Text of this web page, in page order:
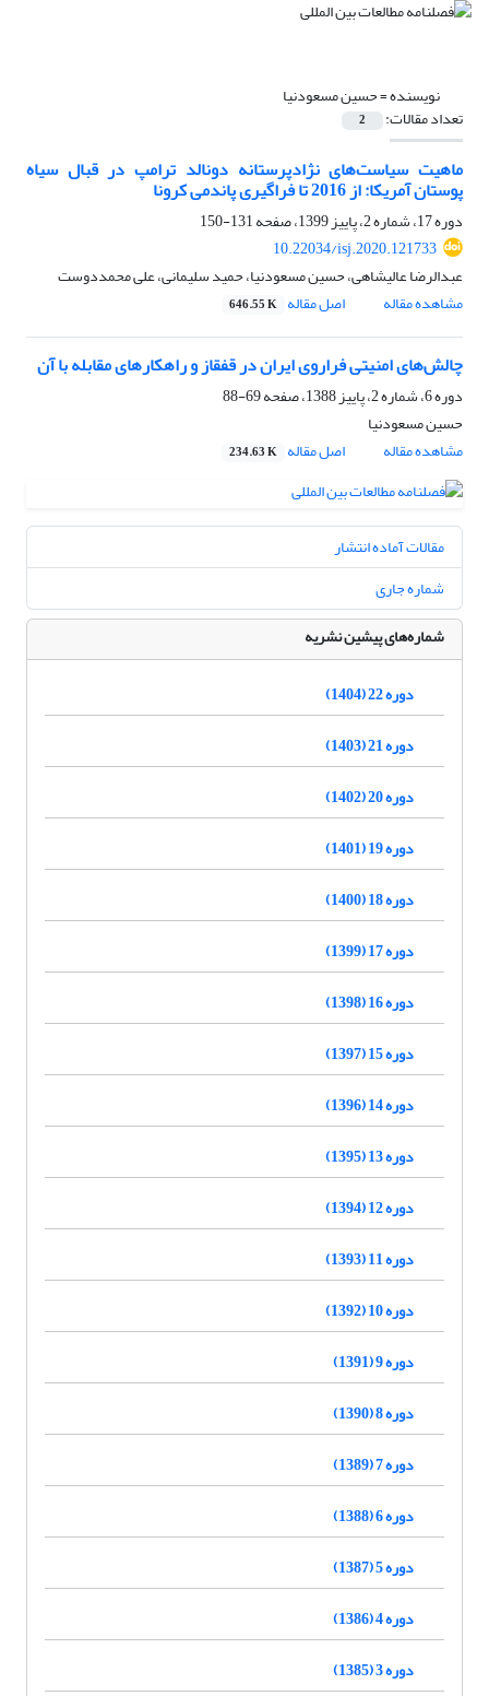
نویسنده =حسین مسعودنیا
تعداد مقالات: 2
ماهیت سیاست‌های نژادپرستانه دونالد ترامپ در قبال سیاه
پوستان آمریکا: از 2016 تا فراگیری پاندمی کرونا
دوره 17، شماره 2، پاییز 1399، صفحه
131-150
10.22034/isj.2020.121733
عبدالرضا عالیشاهی، حسین مسعودنیا، حمید سلیمانی، علی محمددوست
مشاهده مقاله
اصل مقاله 646.55 K
چالش‌های امنیتی فراروی ایران در قفقاز و راهکارهای مقابله با آن
دوره 6، شماره 2، پاییز 1388، صفحه
69-88
حسین مسعودنیا
مشاهده مقاله
اصل مقاله 234.63 K
مقالات آماده انتشار
شماره جاری
شماره‌های پیشین نشریه
دوره 22 (1404)
دوره 21 (1403)
دوره 20 (1402)
دوره 19 (1401)
دوره 18 (1400)
دوره 17 (1399)
دوره 16 (1398)
دوره 15 (1397)
دوره 14 (1396)
دوره 13 (1395)
دوره 12 (1394)
دوره 11 (1393)
دوره 10 (1392)
دوره 9 (1391)
دوره 8 (1390)
دوره 7 (1389)
دوره 6 (1388)
دوره 5 (1387)
دوره 4 (1386)
دوره 3 (1385)